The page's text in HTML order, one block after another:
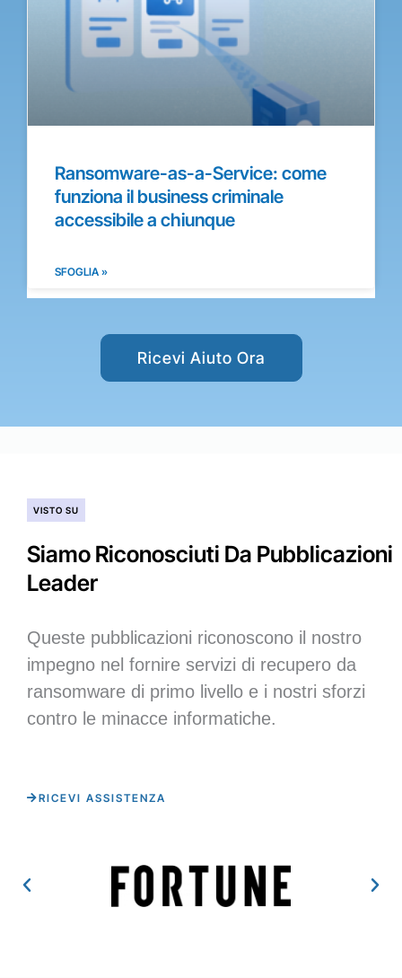
Ransomware-as-a-Service: come
funziona il business criminale
accessibile a chiunque
SFOGLIA »
Ricevi Aiuto Ora
VISTO SU
Siamo Riconosciuti Da Pubblicazioni
Leader
Queste pubblicazioni riconoscono il nostro
impegno nel fornire servizi di recupero da
ransomware di primo livello e i nostri sforzi
contro le minacce informatiche.
RICEVI ASSISTENZA